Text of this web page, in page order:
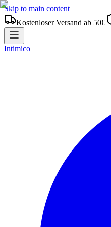
Skip to main content
Kostenloser Versand ab 50€
Intimico